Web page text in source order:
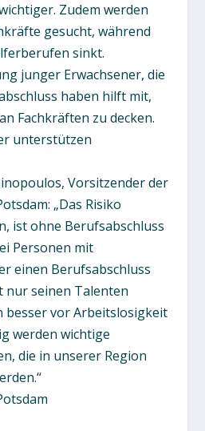
Zudem werden
gesucht, während
sinkt.
junger Erwachsener, die
haben hilft mit,
Fachkräften zu decken.
unterstützen
Vorsitzender der
„Das Risiko
ist ohne Berufsabschluss
Personen mit
einen Berufsabschluss
nur seinen Talenten
besser vor Arbeitslosigkeit
werden wichtige
die in unserer Region